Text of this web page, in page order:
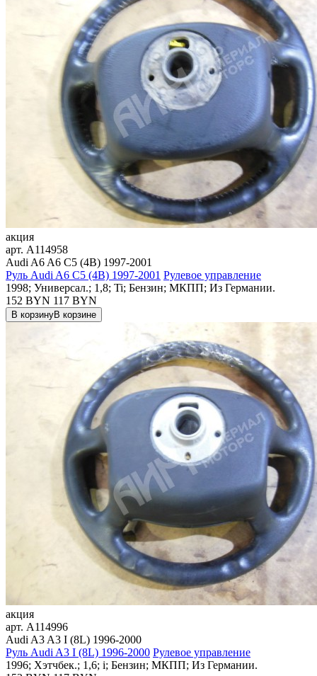
акция
арт. A114958
Audi A6 A6 C5 (4B) 1997-2001
Руль Audi A6 C5 (4B) 1997-2001 Рулевое управление
1998; Универсал.; 1,8; Ti; Бензин; МКПП; Из Германии.
152 BYN 117 BYN
В корзинуВ корзине
акция
арт. A114996
Audi A3 A3 I (8L) 1996-2000
Руль Audi A3 I (8L) 1996-2000 Рулевое управление
1996; Хэтчбек.; 1,6; i; Бензин; МКПП; Из Германии.